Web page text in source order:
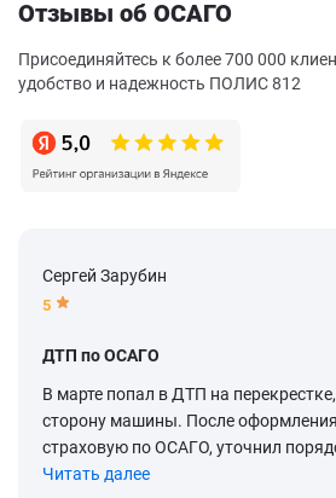
Отзывы об ОСАГО
Присоединяйтесь к более 700 000
удобство и надежность ПОЛИС 812
Сергей Зарубин
5
ДТП по ОСАГО
В марте попал в ДТП на
сторону машины. После
страховую по ОСАГО, уточнил
Читать далее